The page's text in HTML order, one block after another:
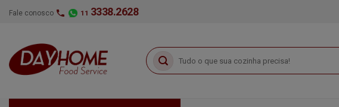
Skip
Fale conosco 11 3338.2628
Pesquisar
por: